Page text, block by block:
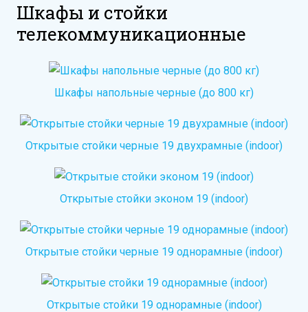
Шкафы и стойки
телекоммуникационные
Шкафы напольные черные (до 800 кг)
Открытые стойки черные 19 двухрамные (indoor)
Открытые стойки эконом 19 (indoor)
Открытые стойки черные 19 однорамные (indoor)
Открытые стойки 19 однорамные (indoor)